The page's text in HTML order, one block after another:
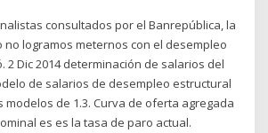
consultados por el Banrepública, la
no logramos meternos con el desempleo
2 Dic 2014 determinación de salarios del
de salarios de desempleo estructural
modelos de 1.3. Curva de oferta agregada
es es la tasa de paro actual.